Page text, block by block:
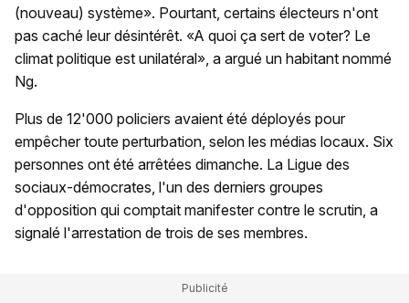
(nouveau) système». Pourtant, certains électeurs n'ont
pas caché leur désintérêt. «A quoi ça sert de voter? Le
climat politique est unilatéral», a argué un habitant nommé
Ng.
Plus de 12'000 policiers avaient été déployés pour
empêcher toute perturbation, selon les médias locaux. Six
personnes ont été arrêtées dimanche. La Ligue des
sociaux-démocrates, l'un des derniers groupes
d'opposition qui comptait manifester contre le scrutin, a
signalé l'arrestation de trois de ses membres.